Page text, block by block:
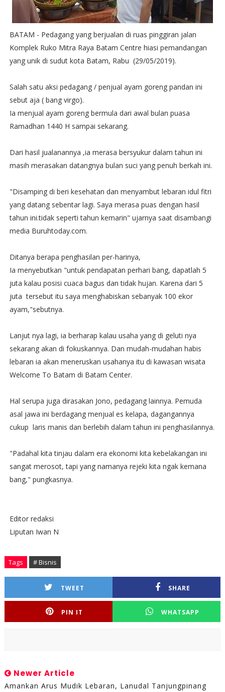
BATAM - Pedagang yang berjualan di ruas pinggiran jalan
Komplek Ruko Mitra Raya Batam Centre hiasi pemandangan
yang unik di sudut kota Batam, Rabu (29/05/2019).
Salah satu aksi pedagang / penjual ayam goreng pandan ini
sebut aja ( bang virgo).
Ia menjual ayam goreng bermula dari awal bulan puasa
Ramadhan 1440 H sampai sekarang.
Dari hasil jualanannya ,ia merasa bersyukur dalam tahun ini
masih merasakan datangnya bulan suci yang penuh berkah ini.
"Disamping di beri kesehatan dan menyambut lebaran idul fitri
yang datang sebentar lagi. Saya merasa puas dengan hasil
tahun ini.tidak seperti tahun kemarin" ujarnya saat disambangi
media Buruhtoday.com.
Ditanya berapa penghasilan per-harinya,
Ia menyebutkan "untuk pendapatan perhari bang, dapatlah 5
juta kalau posisi cuaca bagus dan tidak hujan. Karena dari 5
juta tersebut itu saya menghabiskan sebanyak 100 ekor
ayam,"sebutnya.
Lanjut nya lagi, ia berharap kalau usaha yang di geluti nya
sekarang akan di fokuskannya. Dan mudah-mudahan habis
lebaran ia akan meneruskan usahanya itu di kawasan wisata
Welcome To Batam di Batam Center.
Hal serupa juga dirasakan Jono, pedagang lainnya. Pemuda
asal jawa ini berdagang menjual es kelapa, dagangannya
cukup laris manis dan berlebih dalam tahun ini penghasilannya.
"Padahal kita tinjau dalam era ekonomi kita kebelakangan ini
sangat merosot, tapi yang namanya rejeki kita ngak kemana
bang," pungkasnya.
Editor redaksi
Liputan Iwan N
Tags # Bisnis
TWEET SHARE
PIN IT WHATSAPP
Newer Article
Amankan Arus Mudik Lebaran, Lanudal Tanjungpinang